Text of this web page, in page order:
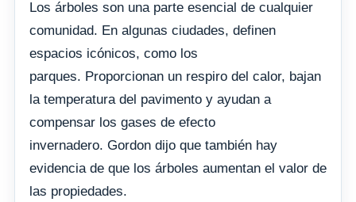
Los árboles son una parte esencial de cualquier
comunidad. En algunas ciudades, definen
espacios icónicos, como los
parques. Proporcionan un respiro del calor, bajan
la temperatura del pavimento y ayudan a
compensar los gases de efecto
invernadero. Gordon dijo que también hay
evidencia de que los árboles aumentan el valor de
las propiedades.